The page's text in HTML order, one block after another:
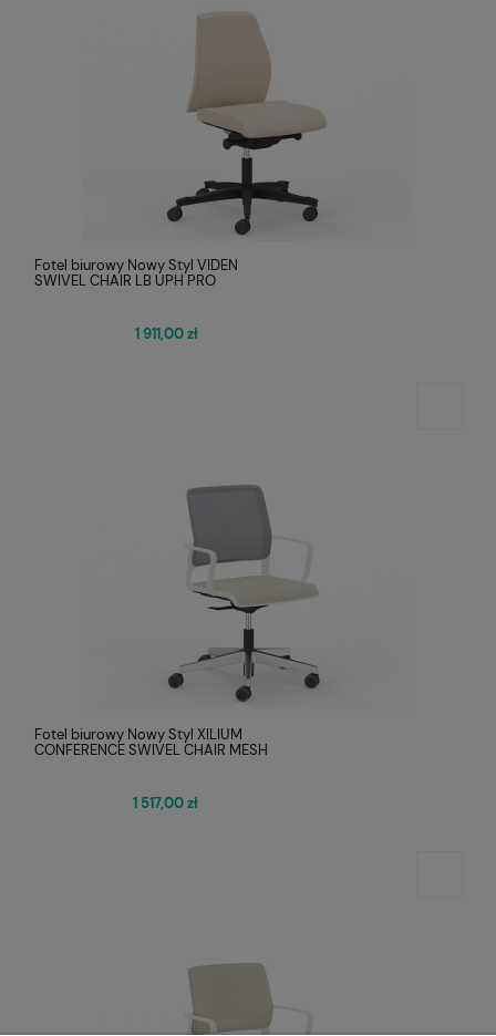
Fotel biurowy Nowy Styl VIDEN
SWIVEL CHAIR LB UPH PRO
1 911,00 zł
Fotel biurowy Nowy Styl XILIUM
CONFERENCE SWIVEL CHAIR MESH
1 517,00 zł